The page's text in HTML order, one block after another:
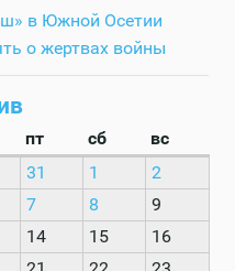
в Южной Осетии
о жертвах войны
пт сб
вс
31 1
2
7 8
9
14 15
16